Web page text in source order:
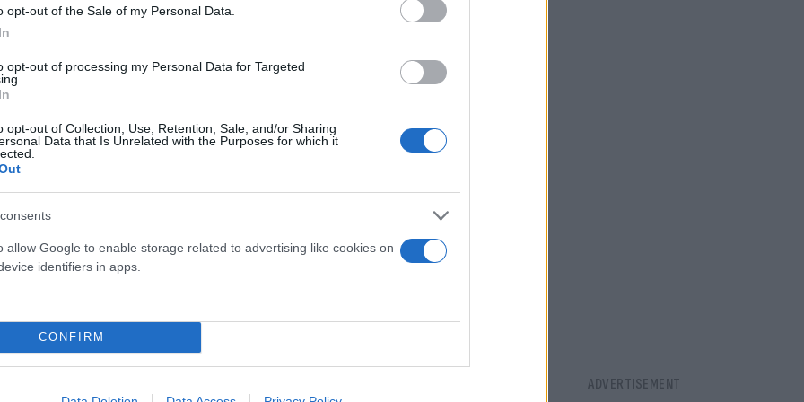
opt-out of the Sale of my Personal Data.
opt-out of processing my Personal Data for Targeted
opt-out of Collection, Use, Retention, Sale, and/or Sharing
Data that Is Unrelated with the Purposes for which it
allow Google to enable storage related to advertising like cookies on
identifiers in apps.
CONFIRM
που ήταν κατεστραμμένο ανοίγει πάλι τις πόρτες για
πρόσθεσε.
σταθούμε δίπλα σας» σημείωσε.